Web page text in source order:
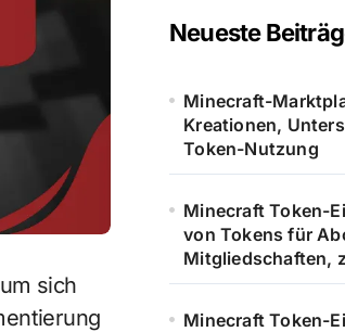
sich
Neueste
Minecraft-
Kreationen,
Token-Nutzung
Minecraft Token-
von Tokens für
Mitgliedschaften,
Minecraft Token-